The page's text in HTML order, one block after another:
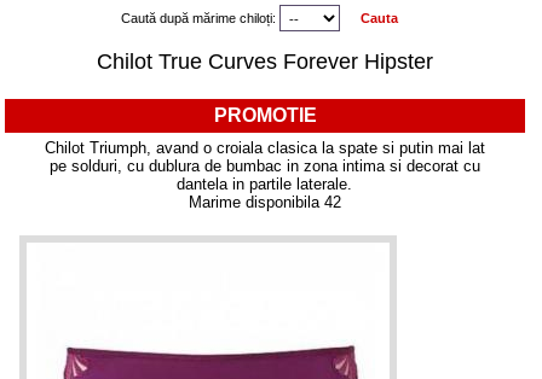
Caută după mărime chiloți:
Chilot True Curves Forever Hipster
PROMOTIE
Chilot Triumph, avand o croiala clasica la spate si putin mai lat
pe solduri, cu dublura de bumbac in zona intima si decorat cu
dantela in partile laterale.
Marime disponibila 42